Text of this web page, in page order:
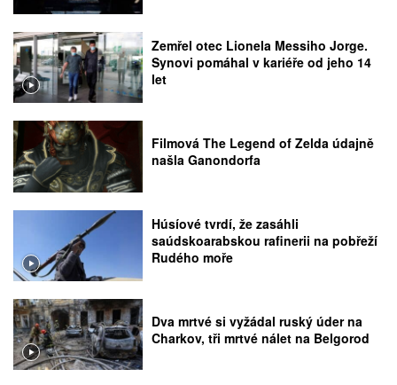
Zemřel otec Lionela Messiho Jorge.
Synovi pomáhal v kariéře od jeho 14
let
Filmová The Legend of Zelda údajně
našla Ganondorfa
Húsíové tvrdí, že zasáhli
saúdskoarabskou rafinerii na pobřeží
Rudého moře
Dva mrtvé si vyžádal ruský úder na
Charkov, tři mrtvé nálet na Belgorod